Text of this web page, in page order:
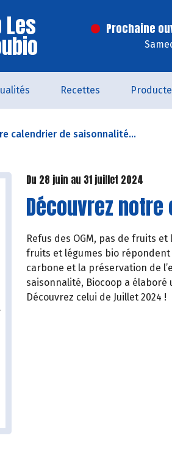
Prochaine
Recettes
calendrier de saisonnalité...
Du 28 juin au 31 juillet 2024
Découvrez
Refus des OGM, pas de fruits
fruits et légumes bio répondent
carbone et la préservation de
saisonnalité, Biocoop a
Découvrez celui de Juillet 2024 !